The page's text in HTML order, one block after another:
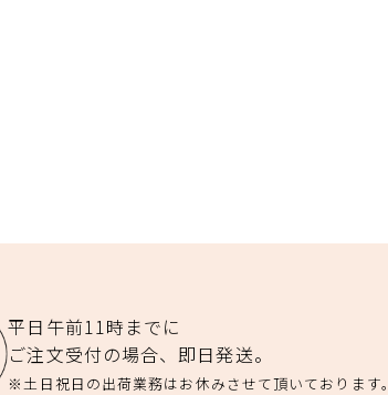
平日午前11時までに
ご注文受付の場合、即日発送。
※土日祝日の出荷業務はお休みさせて頂いております。